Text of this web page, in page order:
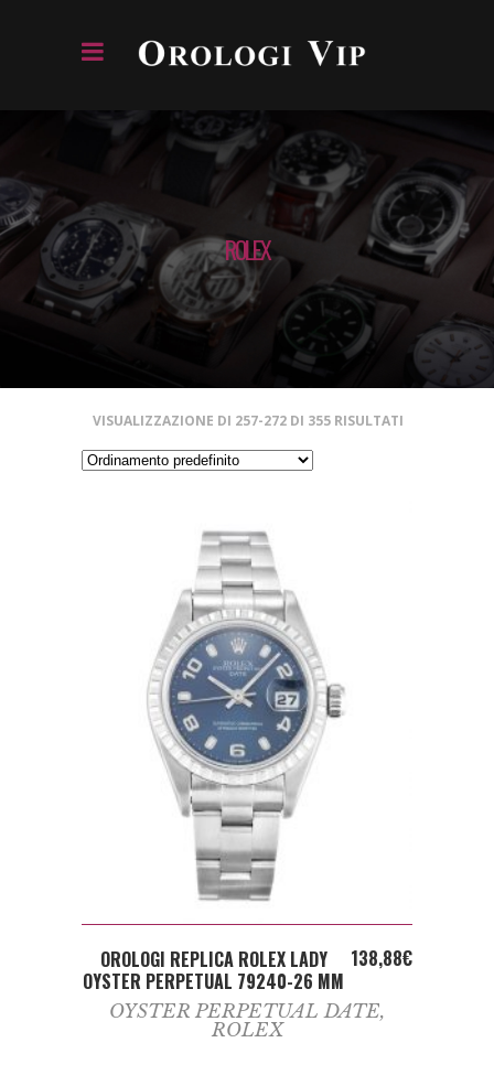
ROLEX
VISUALIZZAZIONE DI 257-272 DI 355 RISULTATI
ADD TO CART
OROLOGI REPLICA ROLEX LADY
OYSTER PERPETUAL 79240-26 MM
138,88€
OYSTER PERPETUAL DATE,
ROLEX